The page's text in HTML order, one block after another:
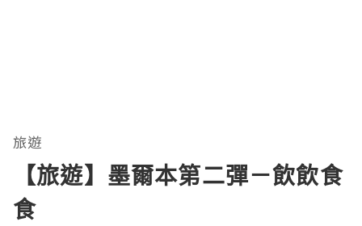
旅遊
【旅遊】墨爾本第二彈－飲飲食
食